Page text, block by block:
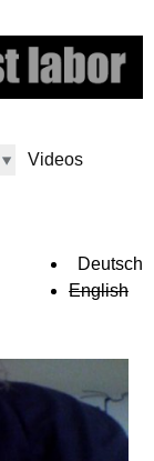
Videos
Deutsch
English